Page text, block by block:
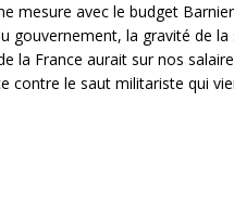
mesure avec le budget
gouvernement, la gravité de
la France aurait sur nos
contre le saut militariste qui